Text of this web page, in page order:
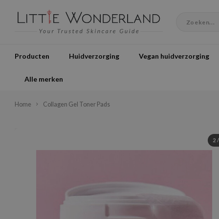
Producten Huidverzorging Vegan huidverzorging
Alle merken
Home Collagen Gel Toner Pads
2